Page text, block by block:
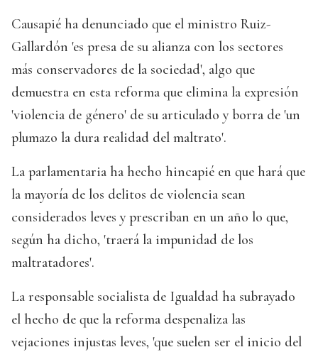
Causapié ha denunciado que el ministro Ruiz-
Gallardón 'es presa de su alianza con los sectores
más conservadores de la sociedad', algo que
demuestra en esta reforma que elimina la expresión
'violencia de género' de su articulado y borra de 'un
plumazo la dura realidad del maltrato'.
La parlamentaria ha hecho hincapié en que hará que
la mayoría de los delitos de violencia sean
considerados leves y prescriban en un año lo que,
según ha dicho, 'traerá la impunidad de los
maltratadores'.
La responsable socialista de Igualdad ha subrayado
el hecho de que la reforma despenaliza las
vejaciones injustas leves, 'que suelen ser el inicio del